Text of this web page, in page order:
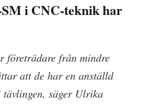
i CNC-teknik har
företrädare från mindre
att de har en anställd
säger Ulrika